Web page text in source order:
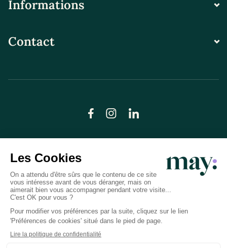
Informations
Contact
© LN CARE 2026
Politique de confidentialité
Conditions générales d’utilisation
Plan du site